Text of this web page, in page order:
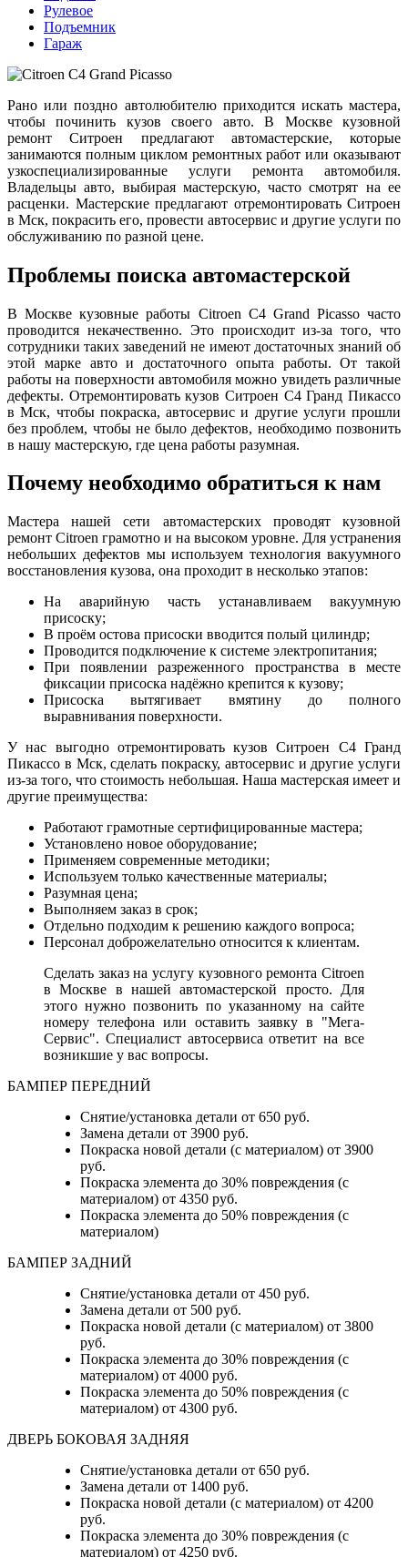
Рулевое
Подъемник
Гараж
Рано или поздно автолюбителю приходится искать мастера,
чтобы починить кузов своего авто. В Москве кузовной
ремонт Ситроен предлагают автомастерские, которые
занимаются полным циклом ремонтных работ или оказывают
узкоспециализированные услуги ремонта автомобиля.
Владельцы авто, выбирая мастерскую, часто смотрят на ее
расценки. Мастерские предлагают отремонтировать Ситроен
в Мск, покрасить его, провести автосервис и другие услуги по
обслуживанию по разной цене.
Проблемы поиска автомастерской
В Москве кузовные работы Citroen C4 Grand Picasso часто
проводится некачественно. Это происходит из-за того, что
сотрудники таких заведений не имеют достаточных знаний об
этой марке авто и достаточного опыта работы. От такой
работы на поверхности автомобиля можно увидеть различные
дефекты. Отремонтировать кузов Ситроен С4 Гранд Пикассо
в Мск, чтобы покраска, автосервис и другие услуги прошли
без проблем, чтобы не было дефектов, необходимо позвонить
в нашу мастерскую, где цена работы разумная.
Почему необходимо обратиться к нам
Мастера нашей сети автомастерских проводят кузовной
ремонт Citroen грамотно и на высоком уровне. Для устранения
небольших дефектов мы используем технология вакуумного
восстановления кузова, она проходит в несколько этапов:
На аварийную часть устанавливаем вакуумную
присоску;
В проём остова присоски вводится полый цилиндр;
Проводится подключение к системе электропитания;
При появлении разреженного пространства в месте
фиксации присоска надёжно крепится к кузову;
Присоска вытягивает вмятину до полного
выравнивания поверхности.
У нас выгодно отремонтировать кузов Ситроен С4 Гранд
Пикассо в Мск, сделать покраску, автосервис и другие услуги
из-за того, что стоимость небольшая. Наша мастерская имеет и
другие преимущества:
Работают грамотные сертифицированные мастера;
Установлено новое оборудование;
Применяем современные методики;
Используем только качественные материалы;
Разумная цена;
Выполняем заказ в срок;
Отдельно подходим к решению каждого вопроса;
Персонал доброжелательно относится к клиентам.
Сделать заказ на услугу кузовного ремонта Citroen
в Москве в нашей автомастерской просто. Для
этого нужно позвонить по указанному на сайте
номеру телефона или оставить заявку в "Мега-
Сервис". Специалист автосервиса ответит на все
возникшие у вас вопросы.
БАМПЕР ПЕРЕДНИЙ
Снятие/установка детали от 650 руб.
Замена детали от 3900 руб.
Покраска новой детали (с материалом) от 3900
руб.
Покраска элемента до 30% повреждения (с
материалом) от 4350 руб.
Покраска элемента до 50% повреждения (с
материалом)
БАМПЕР ЗАДНИЙ
Снятие/установка детали от 450 руб.
Замена детали от 500 руб.
Покраска новой детали (с материалом) от 3800
руб.
Покраска элемента до 30% повреждения (с
материалом) от 4000 руб.
Покраска элемента до 50% повреждения (с
материалом) от 4300 руб.
ДВЕРЬ БОКОВАЯ ЗАДНЯЯ
Снятие/установка детали от 650 руб.
Замена детали от 1400 руб.
Покраска новой детали (с материалом) от 4200
руб.
Покраска элемента до 30% повреждения (с
материалом) от 4250 руб.